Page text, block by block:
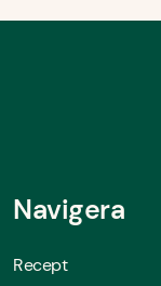
Navigera
Recept